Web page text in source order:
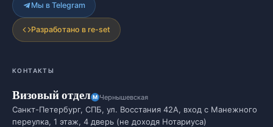
Мы в Telegram
Разработано в re-set
КОНТАКТЫ
Визовый отдел Чернышевская
Санкт-Петербург, СПБ, ул. Восстания 42А, вход с Манежного
переулка, 1 этаж, 4 дверь (не доходя Нотариуса)